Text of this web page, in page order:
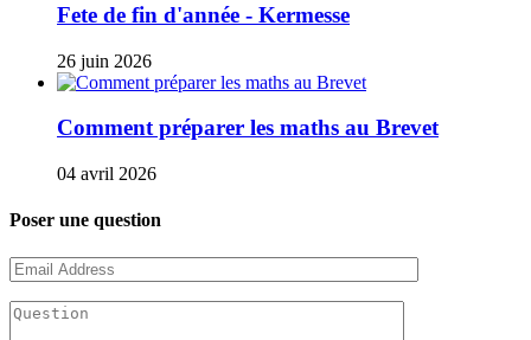
Fete de fin d'année - Kermesse
26 juin 2026
Comment préparer les maths au Brevet
04 avril 2026
Poser une question